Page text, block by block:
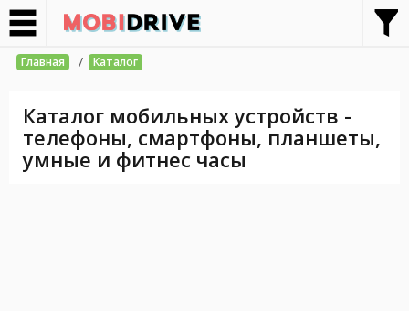
Главная / Каталог
Каталог мобильных устройств -
телефоны, смартфоны, планшеты,
умные и фитнес часы